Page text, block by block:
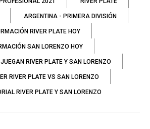
ARGENTINA - PRIMERA DIVISIÓN
RIVER PLATE HOY
SAN LORENZO HOY
RIVER PLATE Y SAN LORENZO
RIVER PLATE VS SAN LORENZO
RIVER PLATE Y SAN LORENZO